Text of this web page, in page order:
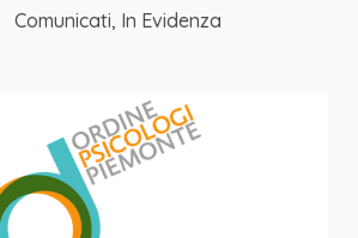
Comunicati, In Evidenza